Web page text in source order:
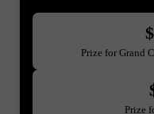
Prize for Grand
Prize